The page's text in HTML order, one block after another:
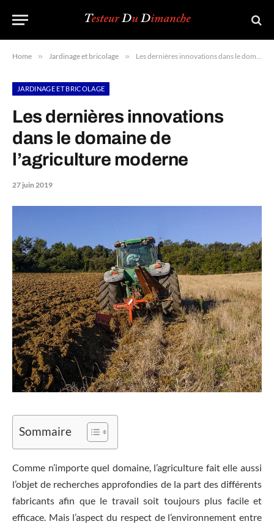
Home » Jardinage et bricolage » Les dernières innovations dans le domaine de l’agriculture moderne
JARDINAGE ET BRICOLAGE
Les dernières innovations
dans le domaine de
l’agriculture moderne
27 juin 2019
Sommaire
Comme n’importe quel domaine, l’agriculture fait elle aussi
l’objet de recherches approfondies de la part des différents
fabricants afin que le travail soit toujours plus facile et
efficace. Mais l’aspect du respect de l’environnement entre